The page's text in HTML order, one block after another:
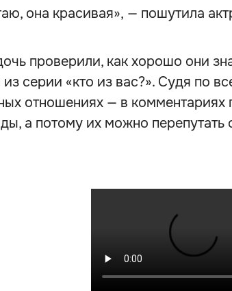
она красивая», — пошутила
проверили, как хорошо они
серии «кто из вас?». Судя по
отношениях — в комментариях
а потому их можно перепутать